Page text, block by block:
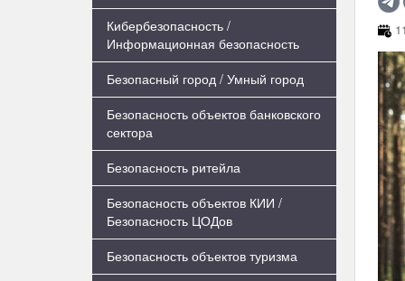
Кибербезопасность /
Информационная безопасность
Безопасный город / Умный город
Безопасность объектов банковского
сектора
Безопасность ритейла
Безопасность объектов КИИ /
Безопасность ЦОДов
Безопасность объектов туризма